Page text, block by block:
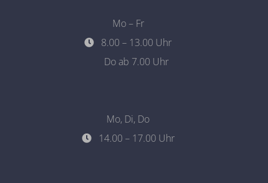
Mo – Fr
8.00 – 13.00 Uhr
Do ab 7.00 Uhr
Mo, Di, Do
14.00 – 17.00 Uhr